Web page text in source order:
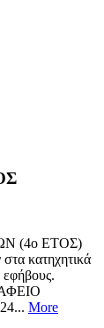
(4ο ΕΤΟΣ)
κατηχητικά
More